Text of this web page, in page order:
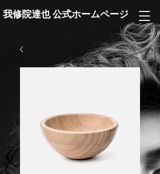
我修院達也 公式ホームページ